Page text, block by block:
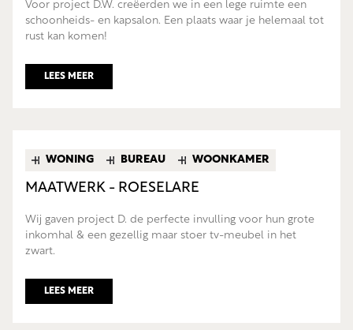
Voor project D.W. creëerden we in een lege ruimte een
schoonheids- en kapsalon. Een plaats waar je helemaal tot
rust kan komen!
LEES MEER
WONING BUREAU WOONKAMER
MAATWERK - ROESELARE
Wij gaven project D. de perfecte invulling voor hun grote
inkomhal & een gezellig maar stoer tv-meubel in het
zwart.
LEES MEER